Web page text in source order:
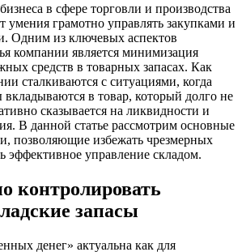
в сфере торговли и производства
умения грамотно управлять закупками и
Одним из ключевых аспектов
компании является минимизация
средств в товарных запасах. Как
сталкиваются с ситуациями, когда
в товар, который долго не
сказывается на ликвидности и
В данной статье рассмотрим основные
позволяющие избежать чрезмерных
эффективное управление складом.
контролировать
запасы
денег» актуальна как для